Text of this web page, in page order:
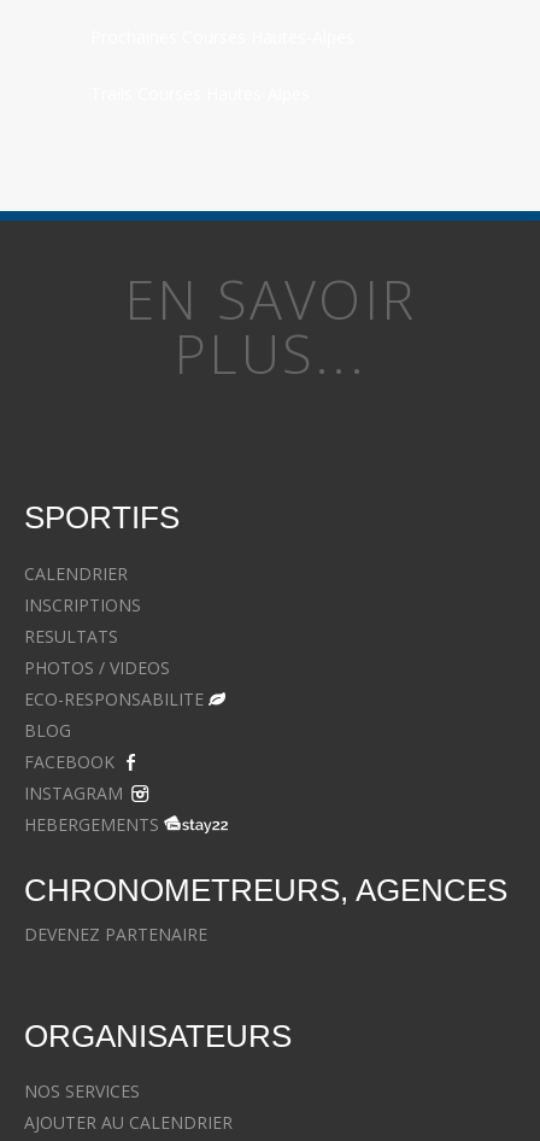
EN SAVOIR
PLUS...
SPORTIFS
CALENDRIER
INSCRIPTIONS
RESULTATS
PHOTOS / VIDEOS
ECO-RESPONSABILITE
BLOG
FACEBOOK
INSTAGRAM
HEBERGEMENTS
CHRONOMETREURS, AGENCES
DEVENEZ PARTENAIRE
ORGANISATEURS
NOS SERVICES
AJOUTER AU CALENDRIER